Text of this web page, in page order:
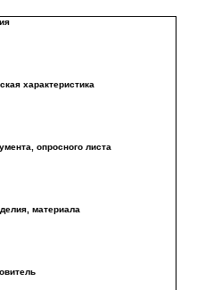
характеристика
опросного листа
материала